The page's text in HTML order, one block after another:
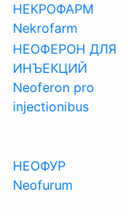
НЕКРОФАРМ
Nekrofarm
НЕОФЕРОН ДЛЯ
ИНЪЕКЦИЙ
Neoferon pro
injectionibus
НЕОФУР
Neofurum